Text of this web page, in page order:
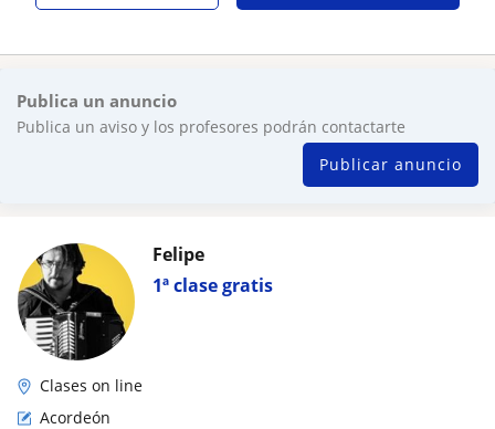
Publica un anuncio
Publica un aviso y los profesores podrán contactarte
Publicar anuncio
1ª clase gratis
Felipe
Clases on line
Acordeón